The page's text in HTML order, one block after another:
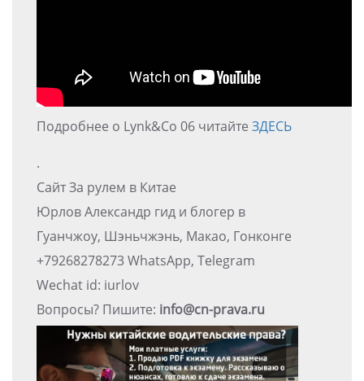
Подробнее о Lynk&Co 06 читайте ЗДЕСЬ
.
Сайт За рулем в Китае
Юрлов Александр гид и блогер в
Гуанчжоу, Шэньчжэнь, Макао, Гонконге
+79268278273 WhatsApp, Telegram
Wechat id: iurlov
Вопросы? Пишите: info@cn-prava.ru